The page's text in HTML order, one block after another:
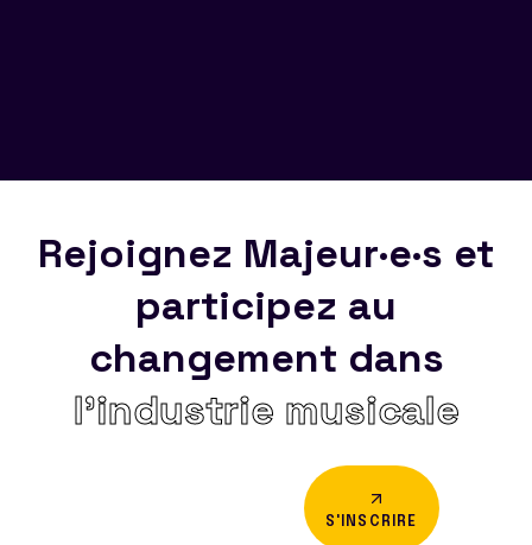
Rejoignez Majeur·e·s et
participez au
changement dans
l’industrie musicale
S'INSCRIRE